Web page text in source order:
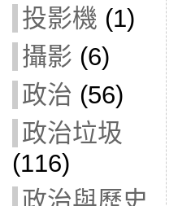
投影機 (1)
攝影 (6)
政治 (56)
政治垃圾
(116)